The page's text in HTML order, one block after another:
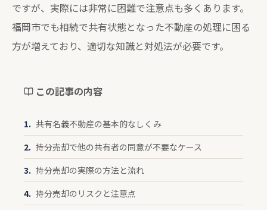
ですが、実際には非常に困難で注意点も多くあります。
福岡市でも相続で共有状態となった不動産の処理に困る
方が増えており、適切な知識と対処法が必要です。
この記事の内容
共有名義不動産の基本的なしくみ
持分売却で他の共有者の同意が不要なケース
持分売却の実際の方法と流れ
持分売却のリスクと注意点